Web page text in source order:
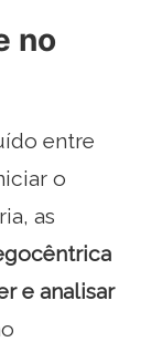
no
entre
o
as
e analisar